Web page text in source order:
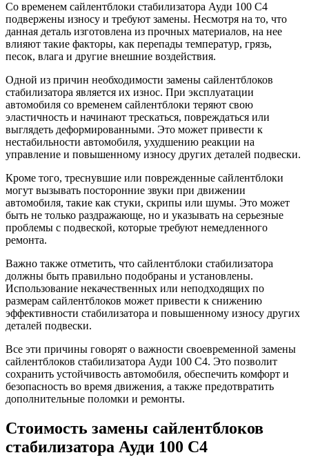
Со временем сайлентблоки стабилизатора Ауди 100 С4
подвержены износу и требуют замены. Несмотря на то, что
данная деталь изготовлена из прочных материалов, на нее
влияют такие факторы, как перепады температур, грязь,
песок, влага и другие внешние воздействия.
Одной из причин необходимости замены сайлентблоков
стабилизатора является их износ. При эксплуатации
автомобиля со временем сайлентблоки теряют свою
эластичность и начинают трескаться, повреждаться или
выглядеть деформированными. Это может привести к
нестабильности автомобиля, ухудшению реакции на
управление и повышенному износу других деталей подвески.
Кроме того, треснувшие или поврежденные сайлентблоки
могут вызывать посторонние звуки при движении
автомобиля, такие как стуки, скрипы или шумы. Это может
быть не только раздражающе, но и указывать на серьезные
проблемы с подвеской, которые требуют немедленного
ремонта.
Важно также отметить, что сайлентблоки стабилизатора
должны быть правильно подобраны и установлены.
Использование некачественных или неподходящих по
размерам сайлентблоков может привести к снижению
эффективности стабилизатора и повышенному износу других
деталей подвески.
Все эти причины говорят о важности своевременной замены
сайлентблоков стабилизатора Ауди 100 С4. Это позволит
сохранить устойчивость автомобиля, обеспечить комфорт и
безопасность во время движения, а также предотвратить
дополнительные поломки и ремонты.
Стоимость замены сайлентблоков
стабилизатора Ауди 100 С4